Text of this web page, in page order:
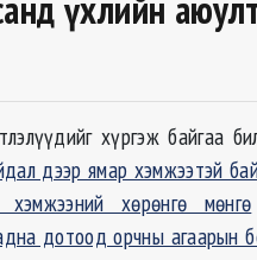
хүргэж байгаа
дээр ямар хэмжээтэй
хөрөнгө мөнгө
дотоод орчны агаарын